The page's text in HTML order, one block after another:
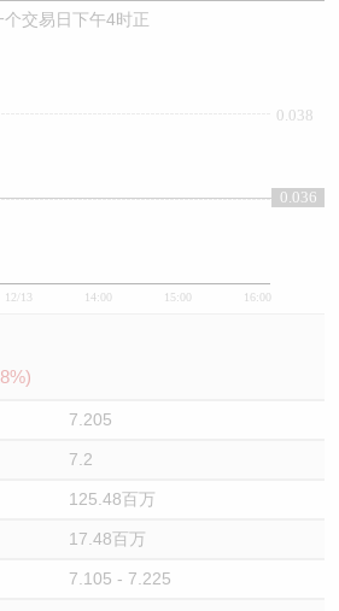
交易日下午4时正
12/13 14:00 15:00 16:00
0.036
0.038
0.036
7.205
7.2
125.48百万
17.48百万
7.105 - 7.225